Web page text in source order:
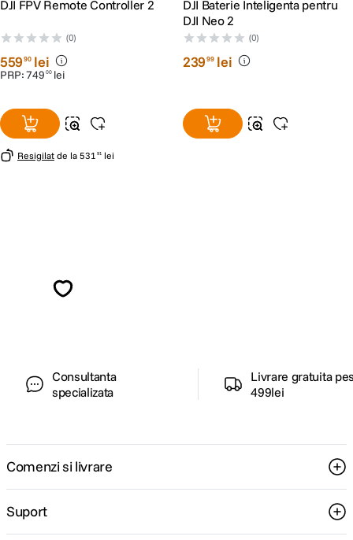
DJI FPV Remote Controller 2
(0)
55990 lei
PRP:749 00 lei
Resigilat de la 531 91 lei
DJI Baterie Inteligenta pentru
DJI Neo 2
(0)
23999 lei
Consultanta
specializata
Livrare gratuita
499lei
Comenzi si livrare
Suport